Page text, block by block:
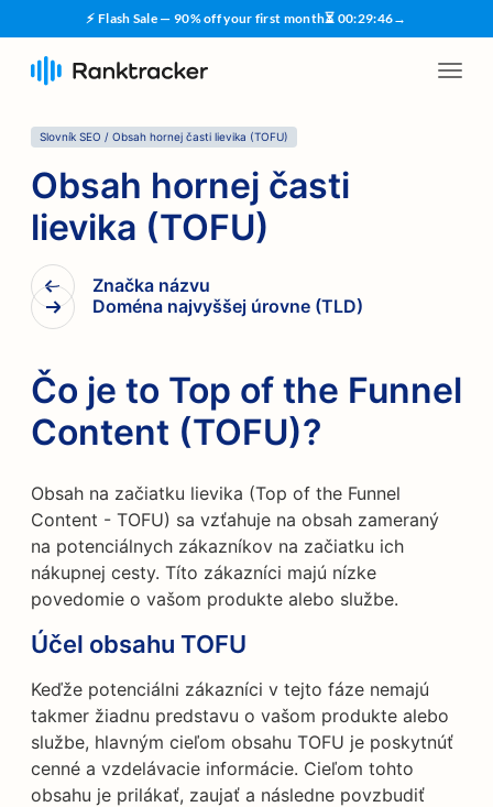
⚡ Flash Sale — 90% off your first month⏳ 00:29:45→
Slovník SEO / Obsah hornej časti lievika (TOFU)
Obsah hornej časti
lievika (TOFU)
Značka názvu
Doména najvyššej úrovne (TLD)
Čo je to Top of the Funnel
Content (TOFU)?
Obsah na začiatku lievika (Top of the Funnel
Content - TOFU) sa vzťahuje na obsah zameraný
na potenciálnych zákazníkov na začiatku ich
nákupnej cesty. Títo zákazníci majú nízke
povedomie o vašom produkte alebo službe.
Účel obsahu TOFU
Keďže potenciálni zákazníci v tejto fáze nemajú
takmer žiadnu predstavu o vašom produkte alebo
službe, hlavným cieľom obsahu TOFU je poskytnúť
cenné a vzdelávacie informácie. Cieľom tohto
obsahu je prilákať, zaujať a následne povzbudiť